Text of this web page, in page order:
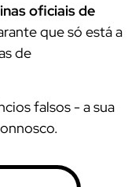
oficiais de
que só está a
de
falsos - a sua